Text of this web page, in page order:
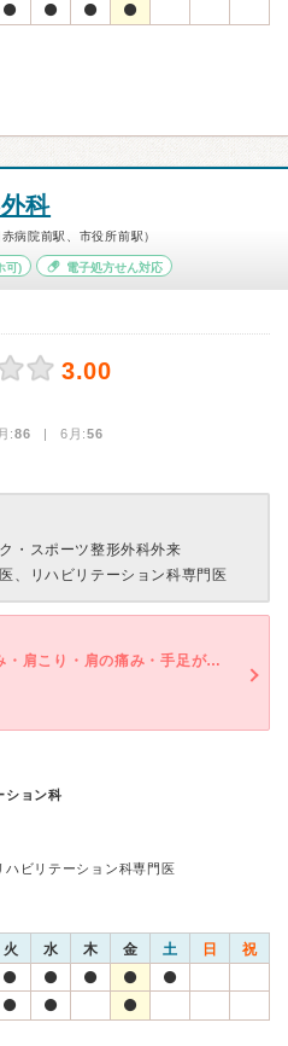
科
病院前駅、市役所前駅）
可) 電子処方せん対応
3.00
:86 | 6月:56
・スポーツ整形外科外来
、リハビリテーション科専門医
頭が痛い・腰痛・背中の痛み・肩こり・肩の痛み・手足がしびれる
ション科
ハビリテーション科専門医
火 水 木 金 土 日 祝